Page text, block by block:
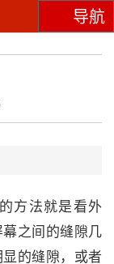
导航
方法就是看外
之间的缝隙几
的缝隙，或者